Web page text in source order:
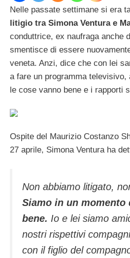
Nelle passate settimane si era
litigio tra Simona Ventura e
conduttrice, ex naufraga anche
smentisce di essere
veneta. Anzi, dice che con lei
a fare un programma televisivo,
le cose vanno bene e i rapporti
Ospite del Maurizio Costanzo
27 aprile, Simona Ventura ha
Non abbiamo litigato,
Siamo in un momento
bene. Io e lei siamo
nostri rispettivi
con il figlio del